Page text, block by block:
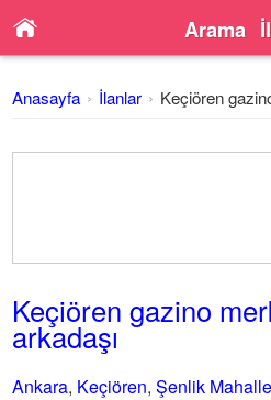
Arama
Anasayfa İlanlar Keçiören
Keçiören gazino
arkadaşı
Ankara, Keçiören,Şenlik